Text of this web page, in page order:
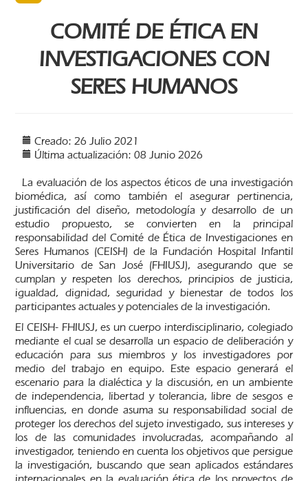
COMITÉ DE ÉTICA EN
INVESTIGACIONES CON
SERES HUMANOS
Creado: 26 Julio 2021
Última actualización: 08 Junio 2026
La evaluación de los aspectos éticos de una investigación
biomédica, así como también el asegurar pertinencia,
justificación del diseño, metodología y desarrollo de un
estudio propuesto, se convierten en la principal
responsabilidad del Comité de Ética de Investigaciones en
Seres Humanos (CEISH) de la Fundación Hospital Infantil
Universitario de San José (FHIUSJ), asegurando que se
cumplan y respeten los derechos, principios de justicia,
igualdad, dignidad, seguridad y bienestar de todos los
participantes actuales y potenciales de la investigación.
El CEISH- FHIUSJ, es un cuerpo interdisciplinario, colegiado
mediante el cual se desarrolla un espacio de deliberación y
educación para sus miembros y los investigadores por
medio del trabajo en equipo. Este espacio generará el
escenario para la dialéctica y la discusión, en un ambiente
de independencia, libertad y tolerancia, libre de sesgos e
influencias, en donde asuma su responsabilidad social de
proteger los derechos del sujeto investigado, sus intereses y
los de las comunidades involucradas, acompañando al
investigador, teniendo en cuenta los objetivos que persigue
la investigación, buscando que sean aplicados estándares